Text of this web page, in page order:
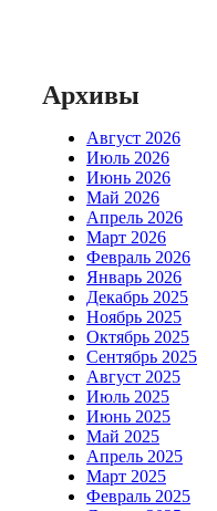
Архивы
Август 2026
Июль 2026
Июнь 2026
Май 2026
Апрель 2026
Март 2026
Февраль 2026
Январь 2026
Декабрь 2025
Ноябрь 2025
Октябрь 2025
Сентябрь 2025
Август 2025
Июль 2025
Июнь 2025
Май 2025
Апрель 2025
Март 2025
Февраль 2025